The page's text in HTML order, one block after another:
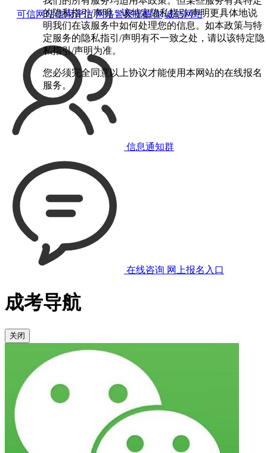
的隐私指引/声明，该特定隐私指引/声明更具体地说
明我们在该服务中如何处理您的信息。如本政策与特
定服务的隐私指引/声明有不一致之处，请以该特定隐
私指引/声明为准。
您必须完全同意以上协议才能使用本网站的在线报名
服务。
可信网站信用评估 网络警察提醒你 诚信网站
信息通知群
在线咨询 网上报名入口
成考导航
关闭